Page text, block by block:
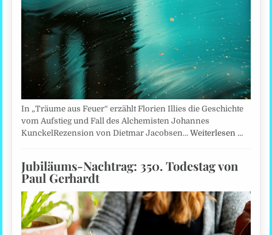
In „Träume aus Feuer“ erzählt Florien Illies die Geschichte
vom Aufstieg und Fall des Alchemisten Johannes
KunckelRezension von Dietmar Jacobsen…Weiterlesen …
Jubiläums-Nachtrag: 350. Todestag von
Paul Gerhardt